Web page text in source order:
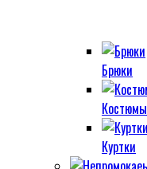
Брюки
Костюмы
Куртки